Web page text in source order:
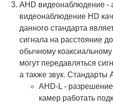
AHD видеонаблюдение -
видеонаблюдение HD
данного стандарта
сигнала на расстояние
обычному
могут передавляться
а также звук. Стандарты
AHD-L -
камер работать